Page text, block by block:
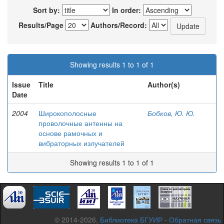
Sort by:
In order:
Results/Page
Authors/Record:
Showing results 1 to 1 of 1
Issue
Date
Title Author(s)
2004
Широкополосные
проволочные антенны на
основе рамочных и
вибраторных излучателей
Бобков, Ю. Ю.
Showing results 1 to 1 of 1
© 2014-2026, Библиотека БГУИР - Обратная связь